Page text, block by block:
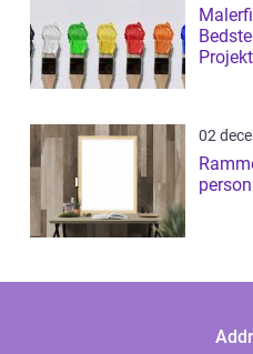
Projekt
02